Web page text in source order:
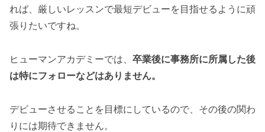
れば、厳しいレッスンで最短デビューを目指せるように頑
張りたいですね。
ヒューマンアカデミーでは、 卒業後に事務所に所属した後
は特にフォローなどはありません。
デビューさせることを目標にしているので、その後の関わ
りには期待できません。